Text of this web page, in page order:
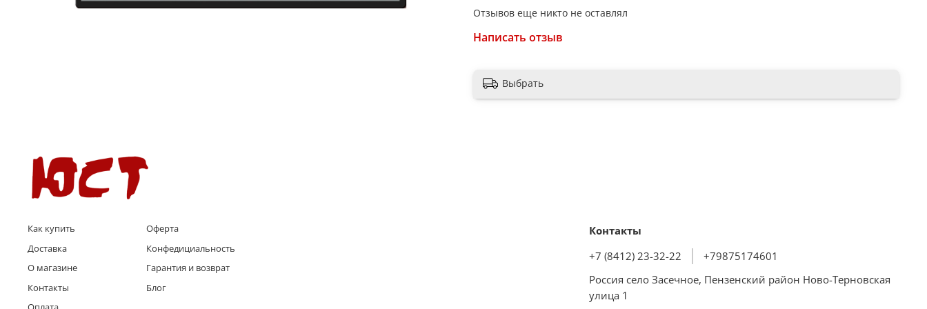
сети
Материал варочной поверхности: стеклокерамика
Макс. допустимая нагрузка: 20 кг
Цвет: черный
Отзывов еще никто не оставлял
Написать отзыв
Выбрать
Как купить
Доставка
О магазине
Контакты
Оферта
Конфедициальность
Гарантия и возврат
Блог
Контакты
+7 (8412) 23-32-22
+79875174601
Россия село Засечное, Пензенский район Ново-Терновская
улица 1